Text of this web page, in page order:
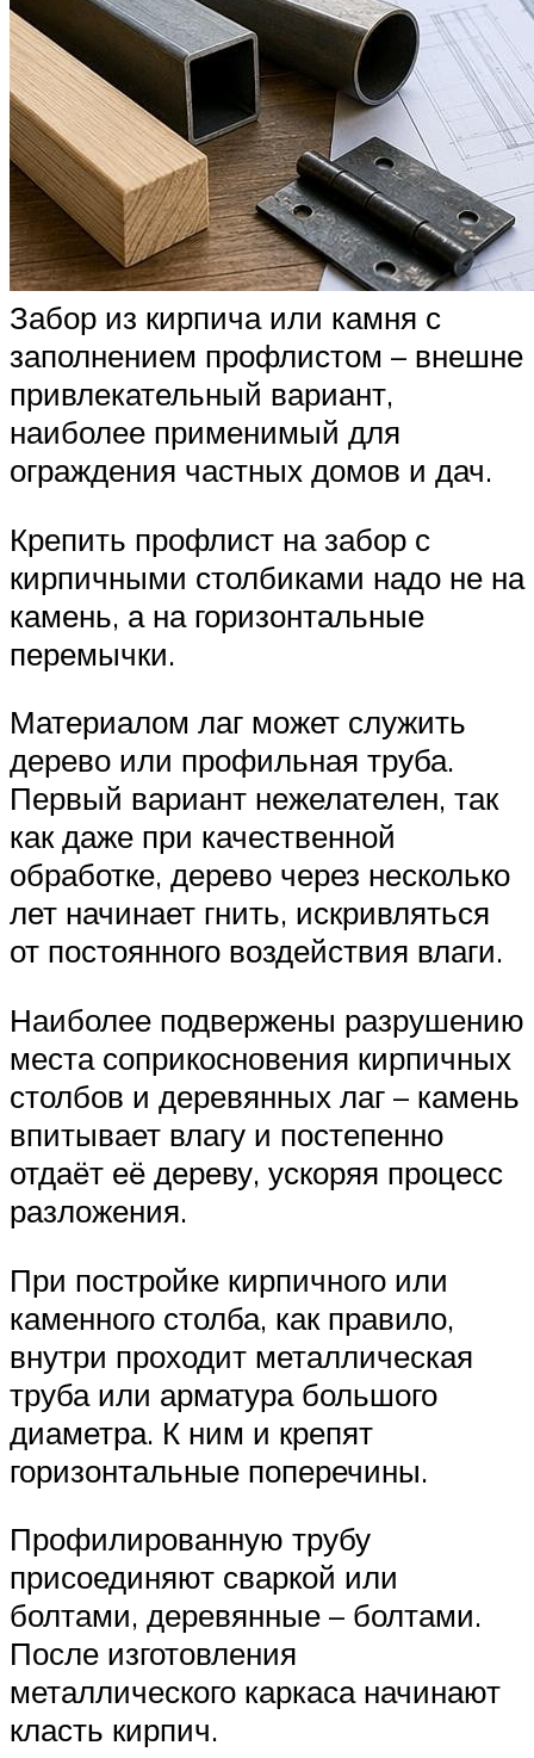
Забор из кирпича или камня с
заполнением профлистом – внешне
привлекательный вариант,
наиболее применимый для
ограждения частных домов и дач.
Крепить профлист на забор с
кирпичными столбиками надо не на
камень, а на горизонтальные
перемычки.
Материалом лаг может служить
дерево или профильная труба.
Первый вариант нежелателен, так
как даже при качественной
обработке, дерево через несколько
лет начинает гнить, искривляться
от постоянного воздействия влаги.
Наиболее подвержены разрушению
места соприкосновения кирпичных
столбов и деревянных лаг – камень
впитывает влагу и постепенно
отдаёт её дереву, ускоряя процесс
разложения.
При постройке кирпичного или
каменного столба, как правило,
внутри проходит металлическая
труба или арматура большого
диаметра. К ним и крепят
горизонтальные поперечины.
Профилированную трубу
присоединяют сваркой или
болтами, деревянные – болтами.
После изготовления
металлического каркаса начинают
класть кирпич.